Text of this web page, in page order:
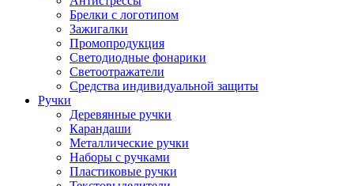
Брелки с логотипом
Зажигалки
Промопродукция
Светодиодные фонарики
Светоотражатели
Средства индивидуальной защиты
Ручки
Деревянные ручки
Карандаши
Металлические ручки
Наборы с ручками
Пластиковые ручки